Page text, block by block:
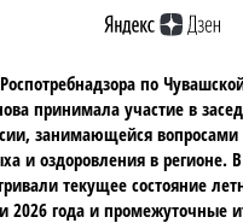
по
принимала участие в
занимающейся вопросами
и оздоровления в регионе.
текущее состояние
2026 года и промежуточные